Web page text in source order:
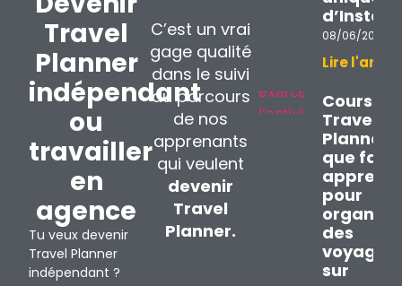
Travel
Planner
indépendant
ou
travailler
en
agence
Tu veux devenir
Travel Planner
indépendant ?
C’est un vrai
gage qualité
dans le suivi
du parcours
de nos
apprenants
qui veulent
devenir
Travel
Planner.
08/06/2026
Lire
Cours
Travel
Planner :
que
pour
des
voyages
sur